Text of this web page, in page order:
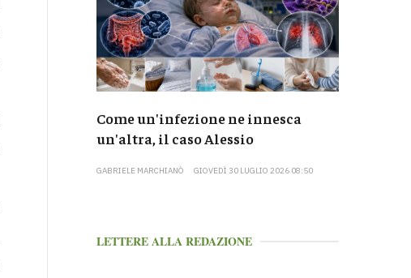
Come un'infezione ne innesca
un'altra, il caso Alessio
GABRIELE MARCHIANÒ GIOVEDÌ 30 LUGLIO 2026 08:50
LETTERE ALLA REDAZIONE